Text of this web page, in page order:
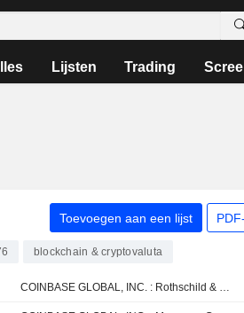
Lijsten Trading
Toevoegen aan een lijst
blockchain & cryptovaluta
COINBASE GLOBAL, INC. : Rothschild & Co Redburn herhaalt koopadvies